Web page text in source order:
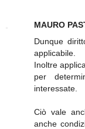
MAURO
Dunque
applicabile.
Inoltre
per
interessate.
Ciò vale
anche